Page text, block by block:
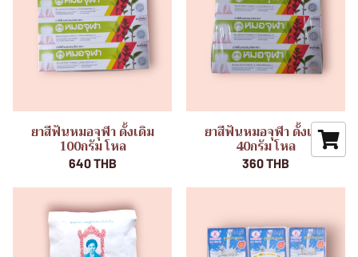
ยาสีฟันหมอจุฬา ดั้งเดิม
100กรัม โหล
640 THB
ยาสีฟันหมอจุฬา ดั้งเดิม
40กรัม โหล
360 THB